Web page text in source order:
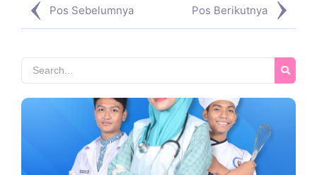
Pos Sebelumnya Pos Berikutnya